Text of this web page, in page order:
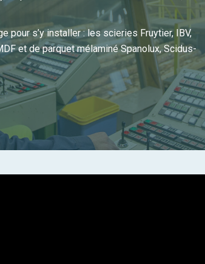
pour s’y installer : les scieries Fruytier, IBV,
et de parquet mélaminé Spanolux, Scidus-